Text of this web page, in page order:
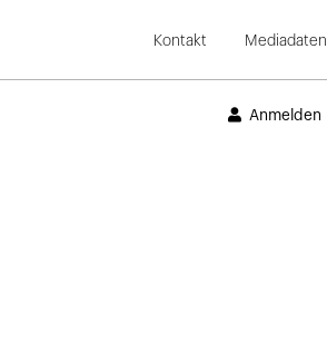
Kontakt Mediadaten
Anmelden